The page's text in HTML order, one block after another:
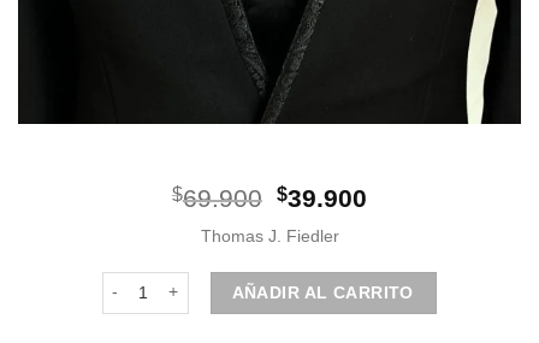
$69.900 El
original
era:
$69.900.
$39.900
es:
$39.900.
Thomas J. Fiedler
Corbatín | Negro | Diseño cantidad
AÑADIR AL CARRITO